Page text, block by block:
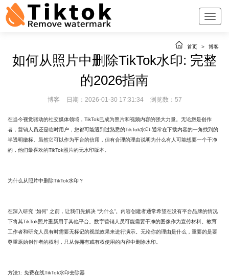
首页 > 博客
如何从照片中删除TikTok水印: 完整
的2026指南
博客 日期：2026-01-30 17:31:34 浏览数：57
在当今视觉驱动的社交媒体领域，TikTok已成为照片和视频内容的强大力量。无论您是创作
者，营销人员还是临时用户，您都可能遇到过熟悉的TikTok水印-通常在下载内容的一角找到的
半透明徽标。虽然它可以作为平台的信用，但有合理的理由说明为什么有人可能想要一个干净
的，他们最喜欢的TikTok照片的无水印版本。
为什么从照片中删除TikTok水印？
在深入研究 “如何” 之前，让我们先解决 “为什么”。内容创建者通常希望在没有平台品牌的情况
下将其TikTok照片重新用于其他平台。数字营销人员可能需要干净的图像作为宣传材料。教育
工作者和研究人员有时需要无标记的视觉效果来进行演示。无论你的理由是什么，重要的是要
尊重原始创作者的权利，只从你拥有或有权使用的内容中删除水印。
方法1: 免费在线TikTok水印去除器